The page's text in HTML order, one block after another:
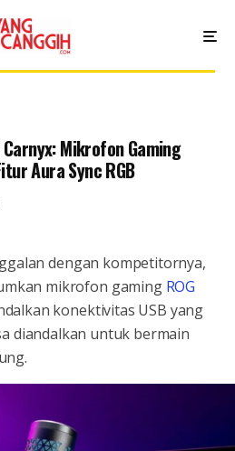
Carnyx: Mikrofon Gaming
Aura Sync RGB
dengan kompetitornya,
mikrofon gaming ROG
konektivitas USB yang
diandalkan untuk bermain